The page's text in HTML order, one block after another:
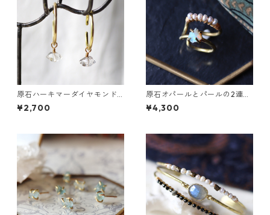
原石ハーキマーダイヤモンド
のぶら下がりイヤーカフ
¥2,700
原石オパールとパールの2連イ
ヤーカフ
¥4,300